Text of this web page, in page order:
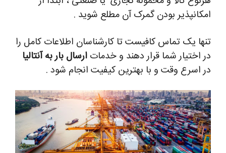
امکانپذیر بودن گمرک آن مطلع شوید .
تنها یک تماس کافیست تا کارشناسان اطلاعات کامل را
در اختیار شما قرار دهند و خدمات ارسال بار به آنتالیا
در اسرع وقت و با بهترین کیفیت انجام شود .